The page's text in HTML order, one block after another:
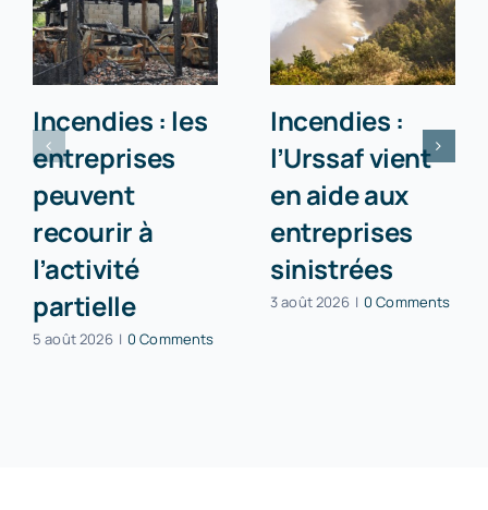
Incendies : les
entreprises
peuvent
recourir à
l’activité
partielle
5 août 2026 | 0 Comments
Incendies :
l’Urssaf vient
en aide aux
entreprises
sinistrées
3 août 2026 | 0 Comments